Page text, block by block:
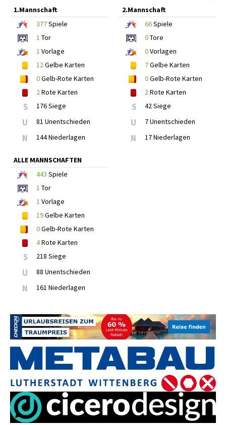
1.Mannschaft
377Spiele
1 Tor
1 Vorlage
12Gelbe Karten
0Gelb-Rote Karten
2Rote Karten
S 176 Siege
U 81 Unentschieden
N 144 Niederlagen
2.Mannschaft
66Spiele
0Tore
0Vorlagen
7Gelbe Karten
0Gelb-Rote Karten
2Rote Karten
S 42 Siege
U 7 Unentschieden
N 17 Niederlagen
ALLE MANNSCHAFTEN
443 Spiele
1 Tor
1 Vorlage
19Gelbe Karten
0Gelb-Rote Karten
4Rote Karten
S 218 Siege
U 88 Unentschieden
N 161 Niederlagen